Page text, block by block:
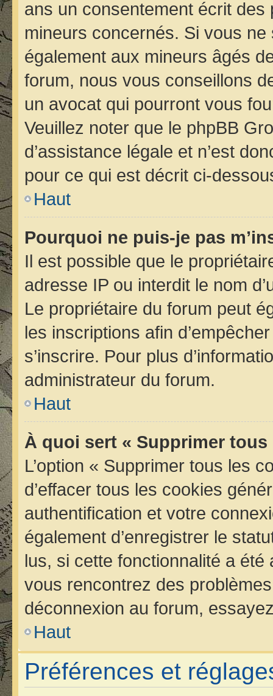
ans un consentement écrit
mineurs concernés. Si vous ne
également aux mineurs âgés
forum, nous vous conseillons
un avocat qui pourront vous
Veuillez noter que le phpBB
d’assistance légale et n’est
pour ce qui est décrit ci-
Haut
Pourquoi ne puis-je pas
Il est possible que le
adresse IP ou interdit le nom
Le propriétaire du forum peut
les inscriptions afin
s’inscrire. Pour plus
administrateur du forum.
Haut
À quoi sert « Supprimer
L’option « Supprimer tous les
d’effacer tous les cookies
authentification et votre
également d’enregistrer le
lus, si cette fonctionnalité a
vous rencontrez des
déconnexion au forum,
Haut
Préférences et